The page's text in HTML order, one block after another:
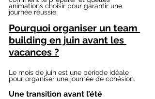
animations choisir pour garantir une
journée réussie.
Pourquoi organiser un team
building en juin avant les
vacances ?
Le mois de juin est une période idéale
pour organiser une journée de cohésion.
Une transition avant l’été